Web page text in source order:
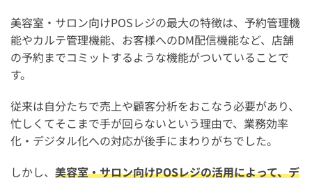
小規模事業者持続化補助金
事業再構築補助金
美容室がPOSレジを導入するまでの流れ
美容室向けPOSレジに関するよくある質問
1人の美容室におすすめのPOSレジはどれ？
美容室・サロン向けPOSレジの最大の特徴は、予約管理機
能やカルテ管理機能、お客様へのDM配信機能など、店舗
の予約までコミットするような機能がついていることで
す。
従来は自分たちで売上や顧客分析をおこなう必要があり、
忙しくてそこまで手が回らないという理由で、業務効率
化・デジタル化への対応が後手にまわりがちでした。
しかし、 美容室・サロン向けPOSレジの活用によって、デ